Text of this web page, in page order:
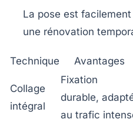
La pose est
une rénovation
Technique Avantages
Collage
intégral
Fixation
durable,
au trafic